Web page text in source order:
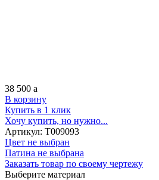
38 500 a
В корзину
Купить в 1 клик
Хочу купить, но нужно...
Артикул: Т009093
Цвет не выбран
Патина не выбрана
Заказать товар по своему чертежу
Выберите материал